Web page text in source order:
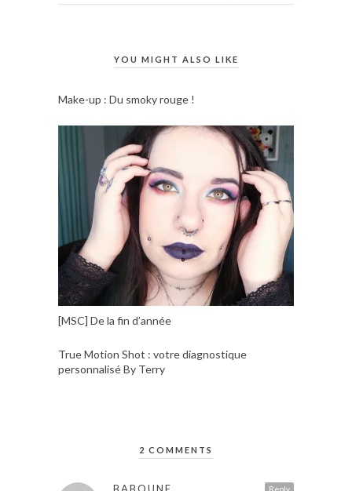
YOU MIGHT ALSO LIKE
Make-up : Du smoky rouge !
[MSC] De la fin d’année
True Motion Shot : votre diagnostique
personnalisé By Terry
2 COMMENTS
Reply